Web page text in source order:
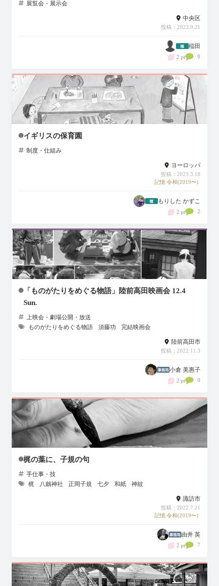
展覧会・展示会
中央区
投稿：2023.9.21
稲田
2 pt 0
イギリスの保育園
制度・仕組み
ヨーロッパ
投稿：2023.3.18
記憶:令和(2019〜)
もりした かずこ
2 pt 2
「ものがたりをめぐる物語」陸前高田映画会 12.4
Sun.
上映会・劇場公開・放送
ものがたりをめぐる物語
須藤功 完結映画会
陸前高田市
投稿：2022.11.3
小倉 美惠子
2 pt 0
梶の葉に、子規の句
手仕事・技
梶
八劔神社 正岡子規 七夕 和紙 神紋
諏訪市
投稿：2022.7.21
記憶:令和(2019〜)
由井 英
2 pt 7